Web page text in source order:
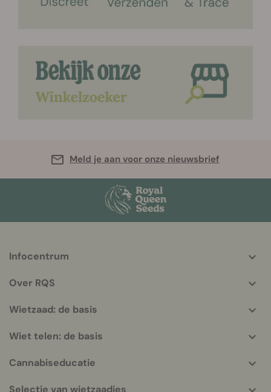
Meld je aan voor onze nieuwsbrief
info
Infocentrum
Over RQS
Wietzaad: de basis
Wiet telen: de basis
Cannabiseducatie